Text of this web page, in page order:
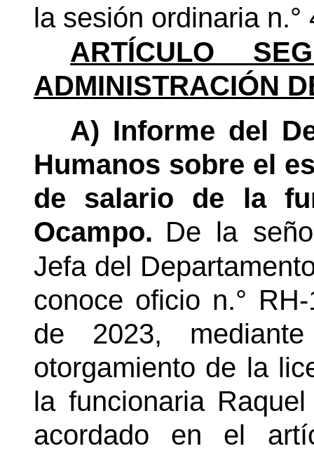
la sesión ordinaria n.°
ARTÍCULO
ADMINISTRACIÓN
A) Informe del
Humanos sobre el
de salario de la
Ocampo. De la
Jefa del
conoce oficio n.°
de 2023,
otorgamiento de la
la funcionaria
acordado en el